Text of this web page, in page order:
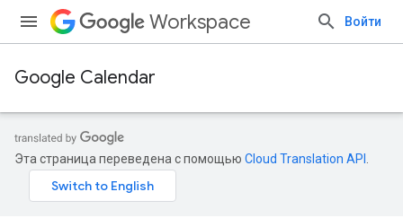
Workspace Войти
Google Calendar
Эта страница переведена с помощью Cloud Translation API